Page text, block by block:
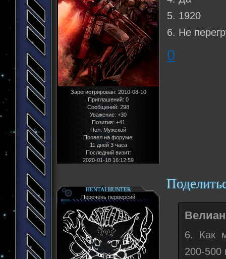
Зарегистрирован: 2010-08-10
Приглашений: 0
Сообщений: 298
Уважение: +30
Позитив: +41
Пол: Мужской
Провел на форуме:
11 дней 3 часа
Последний визит:
2020-01-18 16:12:59
5. 1920
6. Не
0
HENTAI HUNTER
Перечень перверсий
6. Как
200-500